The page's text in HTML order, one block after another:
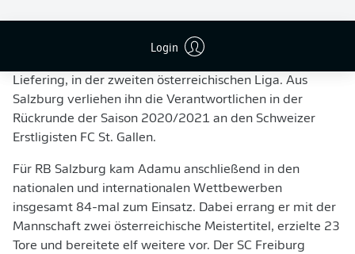
Login
und den Grazer AK. Anschließend durchlief der
Rechtsfuß bei RB Salzburg alle weiteren Jugendteams
Liefering, in der zweiten österreichischen Liga. Aus
Salzburg verliehen ihn die Verantwortlichen in der
Rückrunde der Saison 2020/2021 an den Schweizer
Erstligisten FC St. Gallen.
Für RB Salzburg kam Adamu anschließend in den
nationalen und internationalen Wettbewerben
insgesamt 84‑mal zum Einsatz. Dabei errang er mit der
Mannschaft zwei österreichische Meistertitel, erzielte 23
Tore und bereitete elf weitere vor. Der SC Freiburg